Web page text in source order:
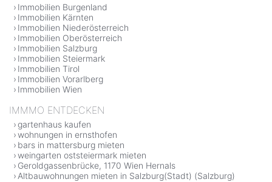
Immobilien Burgenland
Immobilien Kärnten
Immobilien Niederösterreich
Immobilien Oberösterreich
Immobilien Salzburg
Immobilien Steiermark
Immobilien Tirol
Immobilien Vorarlberg
Immobilien Wien
IMMMO ENTDECKEN
gartenhaus kaufen
wohnungen in ernsthofen
bars in mattersburg mieten
weingarten oststeiermark mieten
Geroldgassenbrücke, 1170 Wien Hernals
Altbauwohnungen mieten in Salzburg(Stadt) (Salzburg)